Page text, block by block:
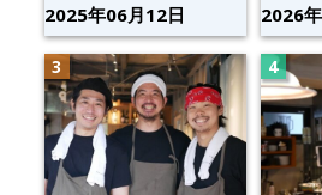
2025年06月12日 2026